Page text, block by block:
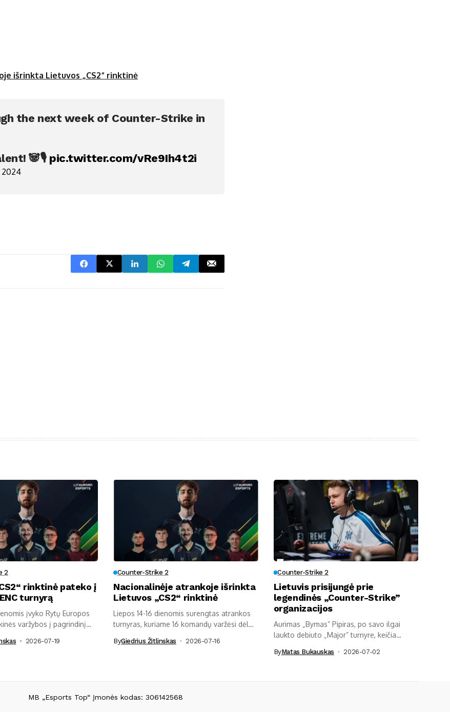
išrinkta Lietuvos „CS2“ rinktinė
the next week of Counter-Strike in
🐼🎙️ pic.twitter.com/vRe9Ih4t2i
2024
2
rinktinė pateko į
turnyrą
įvyko Rytų Europos
varžybos į pagrindinį
2026-07-19
Counter-Strike 2
Nacionalinėje atrankoje išrinkta
Lietuvos „CS2“ rinktinė
Liepos 14-16 dienomis surengtas atrankos
turnyras, kuriame 16 komandų varžėsi dėl
ByGiedrius Žitlinskas 2026-07-16
Counter-Strike 2
Lietuvis prisijungė prie
legendinės „Counter-Strike”
organizacijos
Aurimas „Bymas” Pipiras, po savo ilgai
laukto debiuto „Major” turnyre, keičia
ByMatas Bukauskas 2026-07-02
MB „Esports Top“ Įmonės kodas: 306142568